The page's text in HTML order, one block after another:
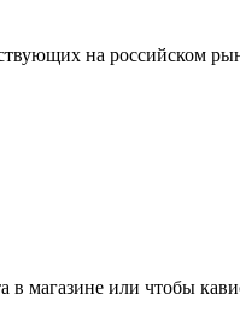
на российском
в магазине или чтобы